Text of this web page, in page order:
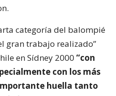
categoría del balompié
gran trabajo realizado”
en Sídney 2000 “con
con los más
huella tanto